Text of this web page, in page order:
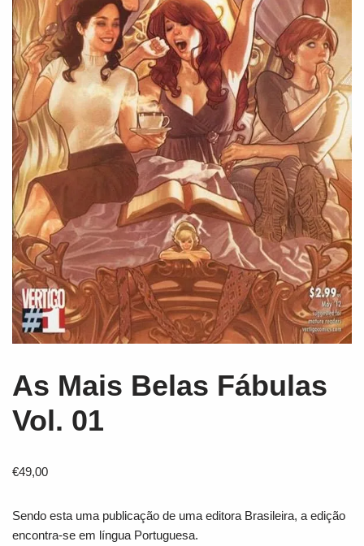
As Mais Belas Fábulas
Vol. 01
€49,00
Sendo esta uma publicação de uma editora Brasileira, a edição
encontra-se em língua Portuguesa.